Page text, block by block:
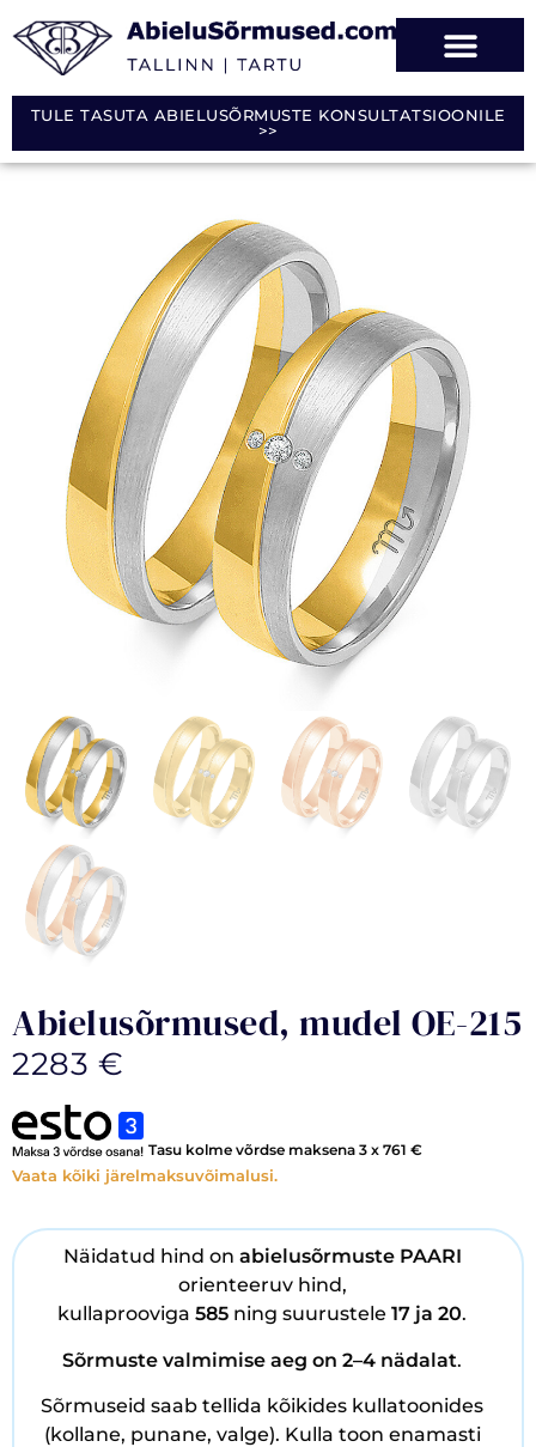
TULE TASUTA ABIELUSÕRMUSTE KONSULTATSIOONILE
>>
Abielusõrmused, mudel OE-215
2283 €
Tasu kolme võrdse maksena 3 x 761 €
Vaata kõiki järelmaksuvõimalusi.
Näidatud hind on abielusõrmuste PAARI
orienteeruv hind,
kullaprooviga 585 ning suurustele 17 ja 20.
Sõrmuste valmimise aeg on 2–4 nädalat.
Sõrmuseid saab tellida kõikides kullatoonides
(kollane, punane, valge). Kulla toon enamasti